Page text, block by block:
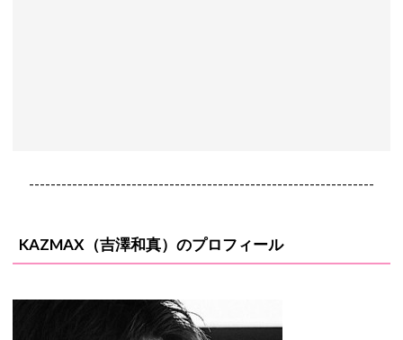
----------------------------------------------------------------
KAZMAX（吉澤和真）のプロフィール